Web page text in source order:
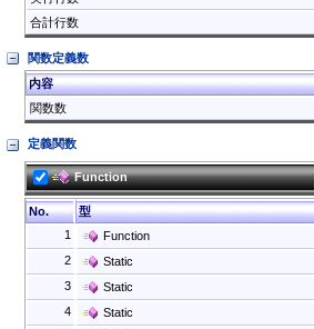
合計行数
関数定義数
内容
関数数
定義関数
Function
No. 型
1
Function
2
Static
3
Static
4
Static